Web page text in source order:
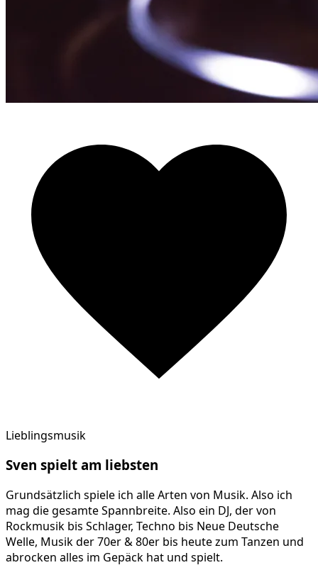
Lieblingsmusik
Sven spielt am liebsten
Grundsätzlich spiele ich alle Arten von Musik. Also ich
mag die gesamte Spannbreite. Also ein DJ, der von
Rockmusik bis Schlager, Techno bis Neue Deutsche
Welle, Musik der 70er & 80er bis heute zum Tanzen und
abrocken alles im Gepäck hat und spielt.